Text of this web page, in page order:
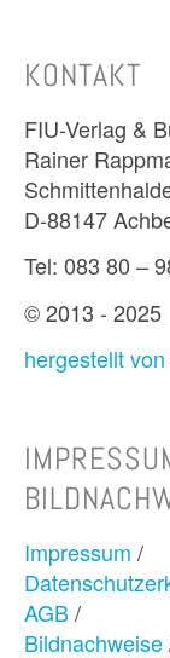
KONTAKT
FIU-Verlag &
Rainer
D-88147
Tel: 083 80 –
© 2013 - 2025
hergestellt
Impressum /
AGB/
Bildnachweise